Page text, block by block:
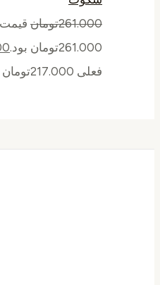
261.000تومان
261.000تومان بود.
فعلی 217.000تومان است.